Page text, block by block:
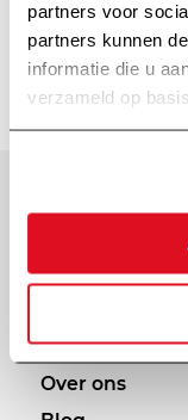
partners voor
partners kunnen
informatie die u
verzameld op
SITEMAP
Diensten
Over ons